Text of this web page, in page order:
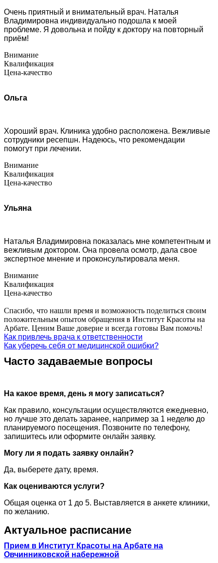
Очень приятный и внимательный врач. Наталья
Владимировна индивидуально подошла к моей
проблеме. Я довольна и пойду к доктору на повторный
приём!
Внимание
Квалификация
Цена-качество
Ольга
Хороший врач. Клиника удобно расположена. Вежливые
сотрудники ресепшн. Надеюсь, что рекомендации
помогут при лечении.
Внимание
Квалификация
Цена-качество
Ульяна
Наталья Владимировна показалась мне компетентным и
вежливым доктором. Она провела осмотр, дала свое
экспертное мнение и проконсультировала меня.
Внимание
Квалификация
Цена-качество
Спасибо, что нашли время и возможность поделиться своим
положительным опытом обращения в Институт Красоты на
Арбате. Ценим Ваше доверие и всегда готовы Вам помочь!
Как привлечь врача к ответственности
Как уберечь себя от медицинской ошибки?
Часто задаваемые вопросы
На какое время, день я могу записаться?
Как правило, консультации осуществляются ежедневно,
но лучше это делать заранее, например за 1 неделю до
планируемого посещения. Позвоните по телефону,
запишитесь или оформите онлайн заявку.
Могу ли я подать заявку онлайн?
Да, выберете дату, время.
Как оцениваются услуги?
Общая оценка от 1 до 5. Выставляется в анкете клиники,
по желанию.
Актуальное расписание
Прием в Институт Красоты на Арбате на
Овчинниковской набережной